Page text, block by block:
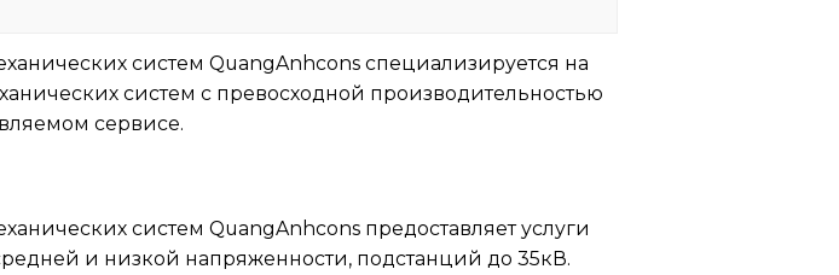
систем QuangAnhcons специализируется на
систем с превосходной производительностью
сервисе.
систем QuangAnhcons предоставляет услуги
и низкой напряженности, подстанций до 35кВ.